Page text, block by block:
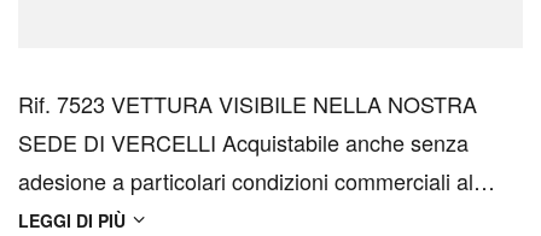
Rif. 7523 VETTURA VISIBILE NELLA NOSTRA
SEDE DI VERCELLI Acquistabile anche senza
adesione a particolari condizioni commerciali al
prezzo di € 27.990 Oltre 500 vetture di occasione e
LEGGI DI PIÙ